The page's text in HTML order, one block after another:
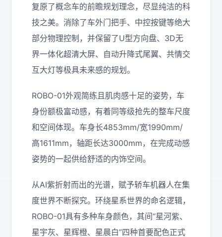
复原了概念车的前瞻规划理念，尽显纯洁的科
技之美。消除了车外门把手、中控按键等绝大
部分物理控制，并保留了U型方向盘、3D无
界一体化超清大屏、自动升降式尾翼、共情交
互大灯等极具未来感的规划。
ROBO-01外观简练且肌肉感十足的姿势，车
身份额极富动感，有着同等级抢先的整车尺度
和空间体现。车身长4853mm/宽1990mm/
高1611mm，轴距长达3000mm，在完成动感
姿势的一起供给舒适的内饰空间。
从AI紫折射而出的光谱，赋予轿车机器人在集
度世界不断探究。环绕星系世界的命名逻辑，
ROBO-01具有多种车身颜色，其间“星河紫、
星宇灰、星辉橙、星晨白”四种首要配色正式